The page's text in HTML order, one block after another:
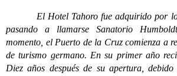
El Hotel Tahoro fue adquirido por los
pasando a llamarse Sanatorio
momento, el Puerto de la Cruz comienza a
de turismo germano. En su primer año
Diez años después de su apertura,